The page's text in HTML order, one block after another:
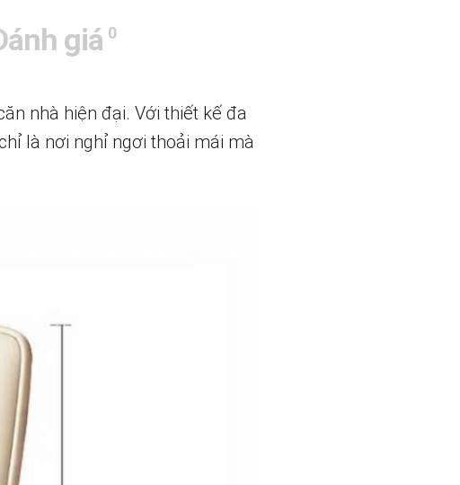
giá 0
nhà hiện đại. Với thiết kế đa
là nơi nghỉ ngơi thoải mái mà